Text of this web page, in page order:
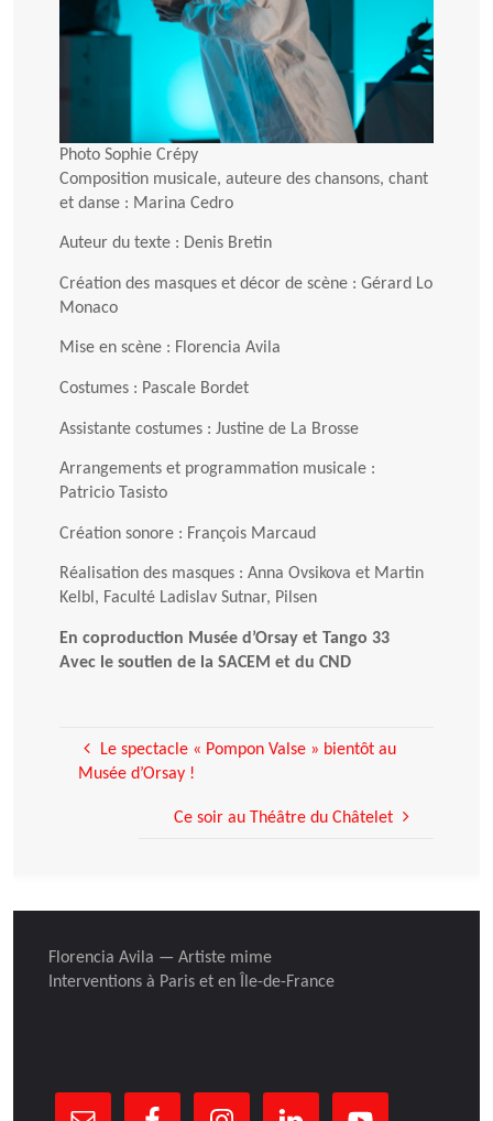
Photo Sophie Crépy
Composition musicale, auteure des chansons, chant
et danse : Marina Cedro
Auteur du texte : Denis Bretin
Création des masques et décor de scène : Gérard Lo
Monaco
Mise en scène : Florencia Avila
Costumes : Pascale Bordet
Assistante costumes : Justine de La Brosse
Arrangements et programmation musicale :
Patricio Tasisto
Création sonore : François Marcaud
Réalisation des masques : Anna Ovsikova et Martin
Kelbl, Faculté Ladislav Sutnar, Pilsen
En coproduction Musée d’Orsay et Tango 33
Avec le soutien de la SACEM et du CND
Le spectacle « Pompon Valse » bientôt au
Musée d’Orsay !
Ce soir au Théâtre du Châtelet
Florencia Avila — Artiste mime
Interventions à Paris et en Île-de-France